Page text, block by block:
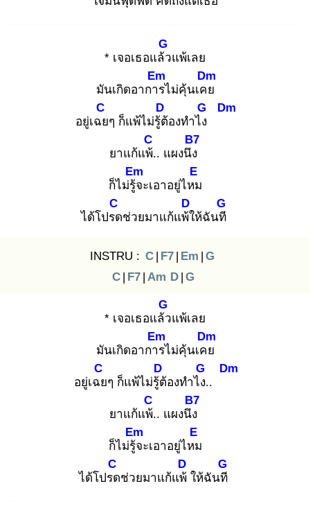
* เจอเธอแล้ว
G
แพ้เลย
มันเกิดอาการ
Em
ไม่คุ้นเคย
Dm
อยู่เฉย
C
ๆ ก็แพ้ไม่รู้ต้
D
องทำไง
G Dm
ยาแก้แพ้.
C
. แผงนึง
B7
ก็ไม่รู้จ
Em
ะเอาอยู่ไหม
E
ได้โปรด
C
ช่วยมาแก้แพ้ใ
D
ห้ฉันที
G
INSTRU : C | F7 | Em | G
C | F7 | Am D | G
* เจอเธอแล้ว
G
แพ้เลย
มันเกิดอาการ
Em
ไม่คุ้นเคย
Dm
อยู่เฉย
C
ๆ ก็แพ้ไม่รู้ต้
D
องทำไง.
G
.
Dm
ยาแก้แพ้.
C
. แผงนึง
B7
ก็ไม่รู้จ
Em
ะเอาอยู่ไหม
E
ได้โปรด
C
ช่วยมาแก้แพ้
D
ให้ฉันที
G